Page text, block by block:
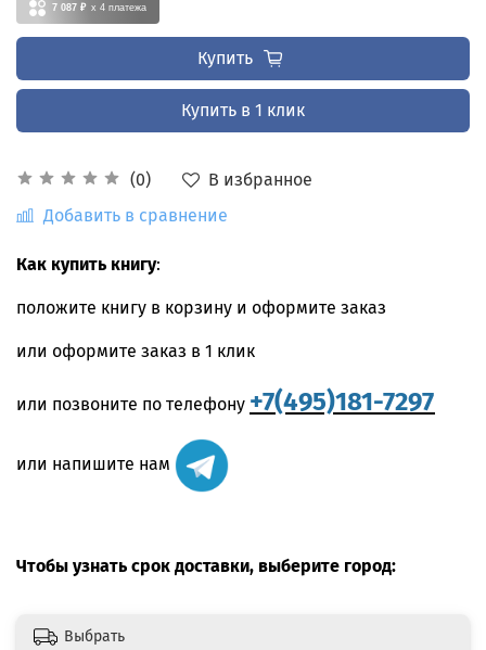
(0)
В избранное
Добавить в сравнение
7 087 ₽ x 4 платежа
Купить
Купить в 1 клик
Как купить книгу:
положите книгу в корзину и оформите заказ
или оформите заказ в 1 клик
или позвоните по телефону +7(495)181-7297
или напишите нам
Чтобы узнать срок доставки, выберите город:
Выбрать